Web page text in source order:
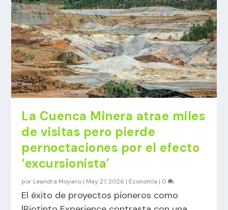
La Cuenca Minera atrae miles
de visitas pero pierde
pernoctaciones por el efecto
‘excursionista’
por Leandra Moyano | May 27, 2026 | Economía | 0
El éxito de proyectos pioneros como